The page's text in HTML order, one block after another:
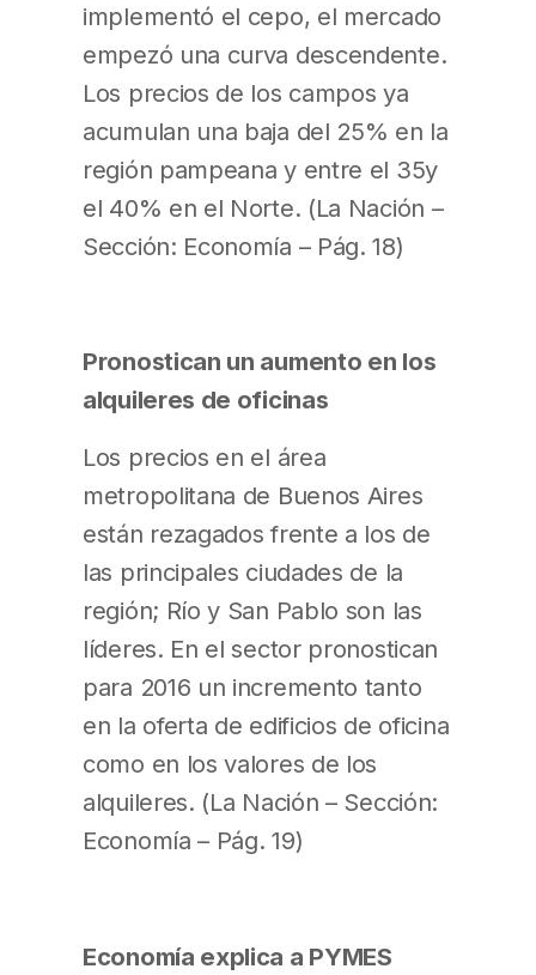
implementó el cepo, el mercado
empezó una curva descendente.
Los precios de los campos ya
acumulan una baja del 25% en la
región pampeana y entre el 35y
el 40% en el Norte. (La Nación –
Sección: Economía – Pág. 18)
Pronostican un aumento en los
alquileres de oficinas
Los precios en el área
metropolitana de Buenos Aires
están rezagados frente a los de
las principales ciudades de la
región; Río y San Pablo son las
líderes. En el sector pronostican
para 2016 un incremento tanto
en la oferta de edificios de oficina
como en los valores de los
alquileres. (La Nación – Sección:
Economía – Pág. 19)
Economía explica a PYMES